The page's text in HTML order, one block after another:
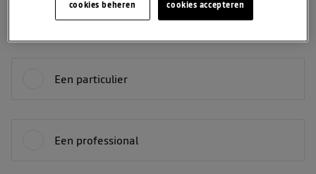
Een particulier
Een professional
cookies accepteren
cookies beheren